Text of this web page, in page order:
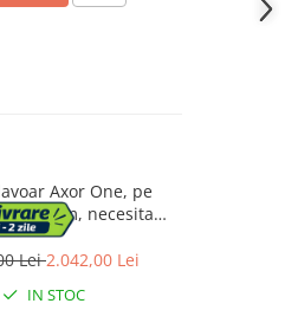
Axor One, pe
229 mm, necesita
48112000
Lei2.042,00 Lei
IN STOC